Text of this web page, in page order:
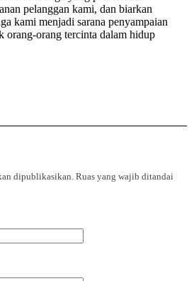
pelanggan kami, dan biarkan
kami menjadi sarana penyampaian
orang-orang tercinta dalam hidup
dipublikasikan. Ruas yang wajib ditandai